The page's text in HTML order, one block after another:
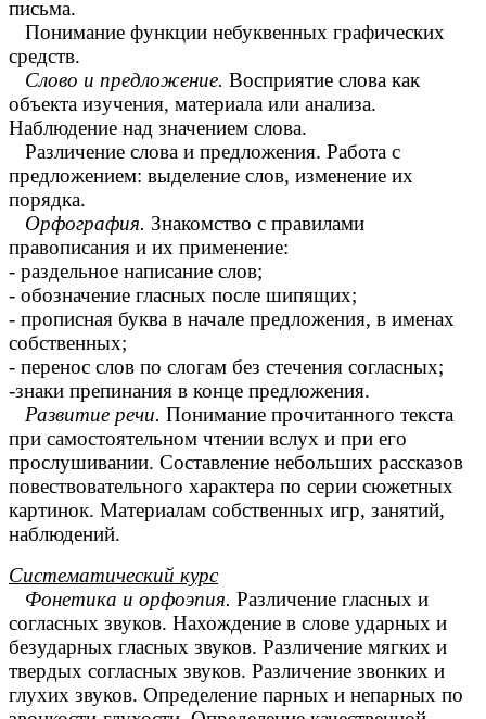
письма.
Понимание функции небуквенных графических
средств.
Слово и предложение. Восприятие слова как
объекта изучения, материала или анализа.
Наблюдение над значением слова.
Различение слова и предложения. Работа с
предложением: выделение слов, изменение их
порядка.
Орфография. Знакомство с правилами
правописания и их применение:
- раздельное написание слов;
- обозначение гласных после шипящих;
- прописная буква в начале предложения, в именах
собственных;
- перенос слов по слогам без стечения согласных;
-знаки препинания в конце предложения.
Развитие речи. Понимание прочитанного текста
при самостоятельном чтении вслух и при его
прослушивании. Составление небольших рассказов
повествовательного характера по серии сюжетных
картинок. Материалам собственных игр, занятий,
наблюдений.
Систематический курс
Фонетика и орфоэпия. Различение гласных и
согласных звуков. Нахождение в слове ударных и
безударных гласных звуков. Различение мягких и
твердых согласных звуков. Различение звонких и
глухих звуков. Определение парных и непарных по